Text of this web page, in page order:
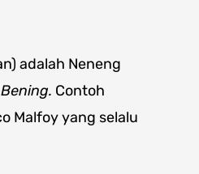
adalah Neneng
Contoh
Malfoy yang selalu